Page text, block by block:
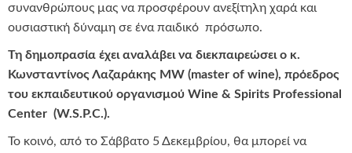
συνανθρώπους μας να προσφέρουν ανεξίτηλη χαρά και
ουσιαστική δύναμη σε ένα παιδικό πρόσωπο.
Τη δημοπρασία έχει αναλάβει να διεκπαιρεώσει ο κ.
Κωνσταντίνος Λαζαράκης MW (master of wine), πρόεδρος
του εκπαιδευτικού οργανισμού Wine & Spirits Professional
Center (W.S. P.C.).
Το κοινό, από το Σάββατο 5 Δεκεμβρίου, θα μπορεί να